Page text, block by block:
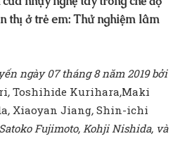
thị ởtrẻ em: Thử nghiệm lâm
ngày 07 tháng 8 năm 2019 bởi
, Toshihide Kurihara,Maki
, Xiaoyan Jiang, Shin-ichi
Fujimoto, Kohji Nishida, và